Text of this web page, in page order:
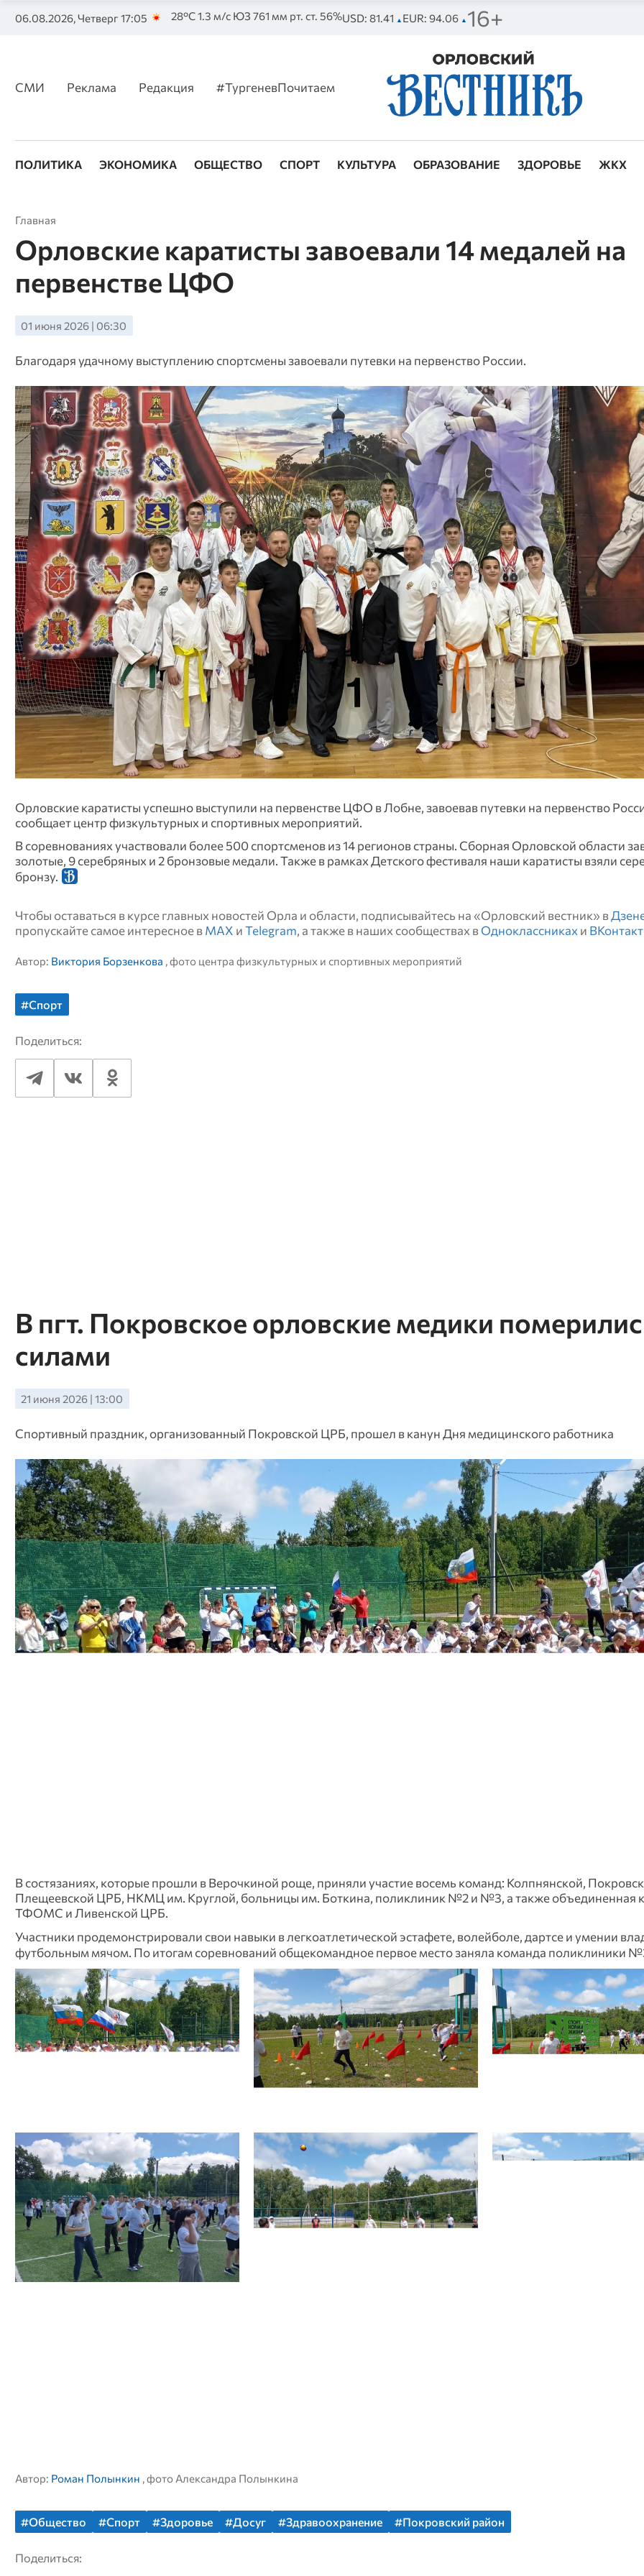
06.08.2026, Четверг 17:05 28°C 1.3 м/с ЮЗ 761 мм рт. ст. 56%USD: 81.41 ▲ EUR: 94.06 ▲ 16+
СМИ Реклама Редакция #ТургеневПочитаем
ПОЛИТИКА ЭКОНОМИКА ОБЩЕСТВО СПОРТ КУЛЬТУРА ОБРАЗОВАНИЕ ЗДОРОВЬЕ ЖКХ
Главная
Орловские каратисты завоевали 14 медалей на
первенстве ЦФО
01 июня 2026 | 06:30
Благодаря удачному выступлению спортсмены завоевали путевки на первенство России.
Орловские каратисты успешно выступили на первенстве ЦФО в Лобне, завоевав путевки на первенство
сообщает центр физкультурных и спортивных мероприятий.
В соревнованиях участвовали более 500 спортсменов из 14 регионов страны. Сборная Орловской области
золотые, 9 серебряных и 2 бронзовые медали. Также в рамках Детского фестиваля наши каратисты взяли
бронзу.
Чтобы оставаться в курсе главных новостей Орла и области, подписывайтесь на «Орловский вестник» в
пропускайте самое интересное в MAX и Telegram, а также в наших сообществах в Одноклассниках и
Автор: Виктория Борзенкова , фото центра физкультурных и спортивных мероприятий
#Спорт
Поделиться:
В пгт. Покровское орловские медики
силами
21 июня 2026 | 13:00
Спортивный праздник, организованный Покровской ЦРБ, прошел в канун Дня медицинского работника
В состязаниях, которые прошли в Верочкиной роще, приняли участие восемь команд: Колпнянской,
Плещеевской ЦРБ, НКМЦ им. Круглой, больницы им. Боткина, поликлиник №2 и №3, а также объединенная
ТФОМС и Ливенской ЦРБ.
Участники продемонстрировали свои навыки в легкоатлетической эстафете, волейболе, дартсе и умении
футбольным мячом. По итогам соревнований общекомандное первое место заняла команда поликлиники
Автор: Роман Полынкин , фото Александра Полынкина
#Общество #Спорт #Здоровье #Досуг #Здравоохранение #Покровский район
Поделиться: